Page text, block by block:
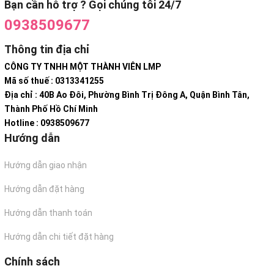
Bạn cần hỗ trợ ? Gọi chúng tôi 24/7
0938509677
Thông tin địa chỉ
CÔNG TY TNHH MỘT THÀNH VIÊN LMP
Mã số thuế : 0313341255
Địa chỉ : 40B Ao Đôi, Phường Bình Trị Đông A, Quận Bình Tân,
Thành Phố Hồ Chí Minh
Hotline : 0938509677
Hướng dẫn
Hướng dẫn giao nhận
Hướng dẫn đặt hàng
Hướng dẫn thanh toán
Hướng dẫn chi tiết đặt hàng
Chính sách